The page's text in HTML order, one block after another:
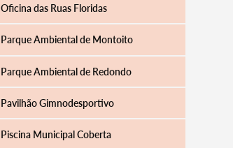
Oficina das Ruas Floridas
Parque Ambiental de Montoito
Parque Ambiental de Redondo
Pavilhão Gimnodesportivo
Piscina Municipal Coberta